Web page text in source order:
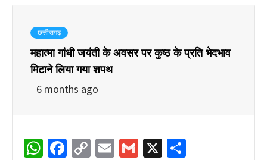
छत्तीसगढ़
महात्मा गांधी जयंती के अवसर पर कुष्ठ के प्रति भेदभाव
मिटाने लिया गया शपथ
6 months ago
WhatsApp
Facebook
CopyEmailGmail
X